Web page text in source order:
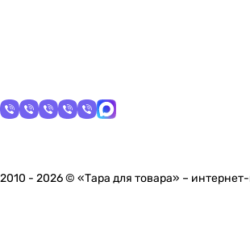
2010 - 2026 © «Тара для товара» –